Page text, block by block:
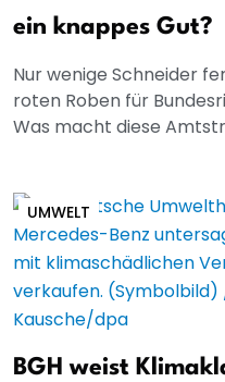
ein knappes Gut?
Nur wenige Schneider
roten Roben für
Was macht diese
UMWELT
BGH weist